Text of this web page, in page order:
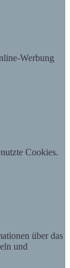
Werbung
Cookies.
über das
und